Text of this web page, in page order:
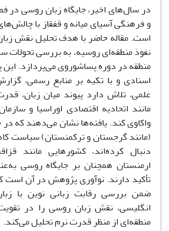
در سال‌های اخیر، جایگاه زبان روسی در
و فرهنگی آسیای میانه و قفقاز با
است. مقاله حاضر با هدف تحلیل نقش
نفوذ منطقه‌ای روسیه، به بررسی
منطقه در دوره پساشوروی می‌پردازد.
اسنادی و با تکیه بر منابع رسمی،
علمی، تلاش دارد پیوند میان زبان،
مانند اتحادیه اقتصادی اوراسیا و
واکاوی کند. یافته‌ها نشان می‌دهند که
(مانند گرجستان و ترکمنستان) سیاست
دنبال کرده‌اند، کشورهایی مانند
ارمنستان همچنان بر جایگاه روسی
تأکید دارند. نوآوری پژوهش در آن است
ضمن بررسی رقابت زبانی نوین با
انگلیسی، نقش زبان روسی را در
منطقه‌ای از منظر قدرت نرم تحلیل می‌کند.